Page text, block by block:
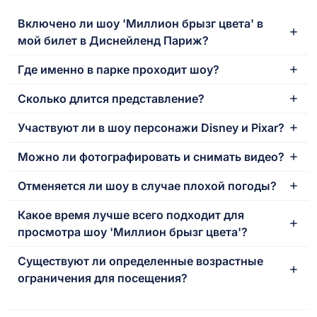
Включено ли шоу 'Миллион брызг цвета' в
мой билет в Диснейленд Париж?
Где именно в парке проходит шоу?
Сколько длится представление?
Участвуют ли в шоу персонажи Disney и Pixar?
Можно ли фотографировать и снимать видео?
Отменяется ли шоу в случае плохой погоды?
Какое время лучше всего подходит для
просмотра шоу 'Миллион брызг цвета'?
Существуют ли определенные возрастные
ограничения для посещения?